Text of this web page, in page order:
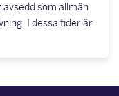
som allmän
I dessa tider är